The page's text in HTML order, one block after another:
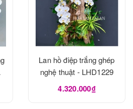
Lan hồ điệp trắng ghép
nghệ thuật - LHD1229
4.320.000₫